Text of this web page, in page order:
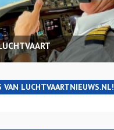
VAN LUCHTVAARTNIEUWS.NL!